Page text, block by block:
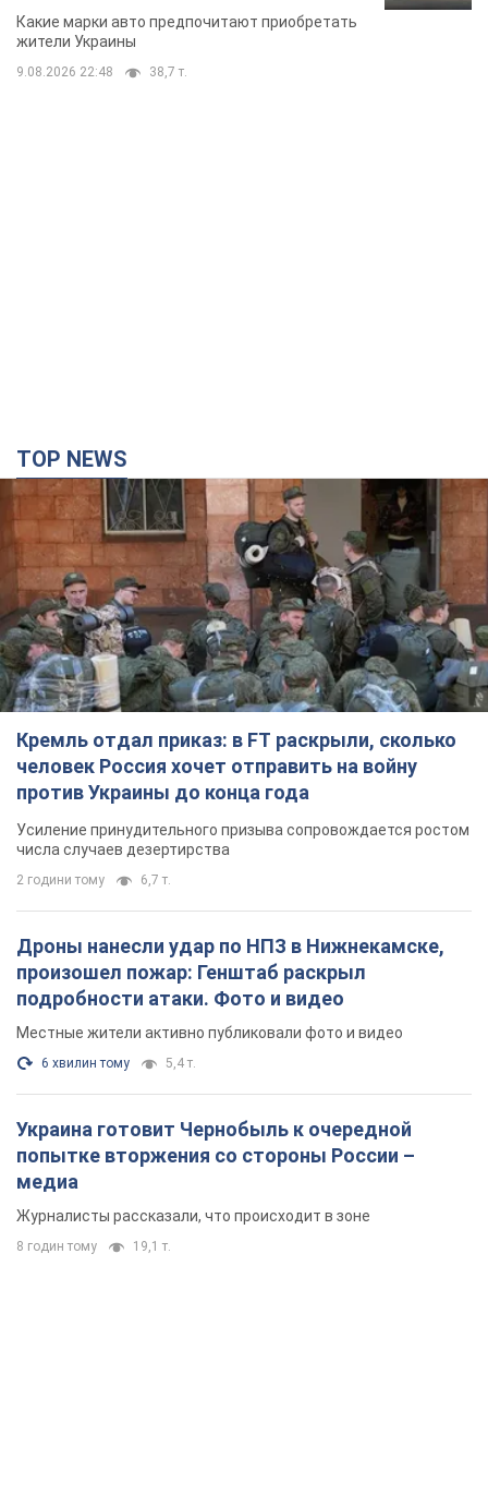
Какие марки авто предпочитают приобретать
жители Украины
9.08.2026 22:48 38,7 т.
TOP NEWS
Кремль отдал приказ: в FT раскрыли, сколько
человек Россия хочет отправить на войну
против Украины до конца года
Усиление принудительного призыва сопровождается ростом
числа случаев дезертирства
2 години тому 6,7 т.
Дроны нанесли удар по НПЗ в Нижнекамске,
произошел пожар: Генштаб раскрыл
подробности атаки. Фото и видео
Местные жители активно публиковали фото и видео
6 хвилин тому 5,4 т.
Украина готовит Чернобыль к очередной
попытке вторжения со стороны России –
медиа
Журналисты рассказали, что происходит в зоне
8 годин тому 19,1 т.